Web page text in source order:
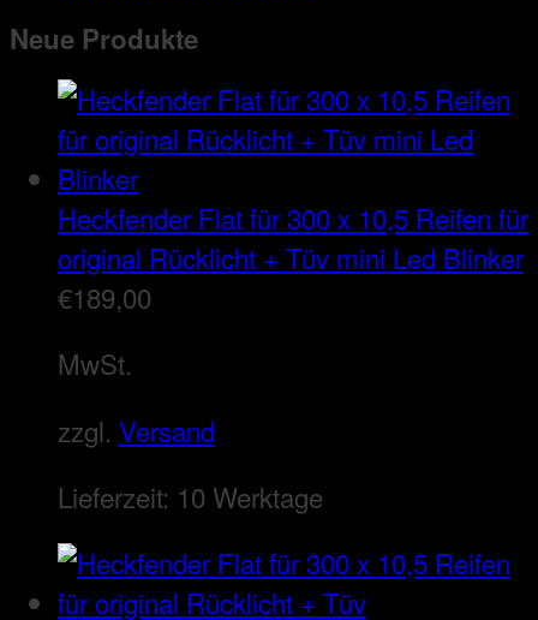
Neue Produkte
Heckfender Flat für 300 x 10,5 Reifen für
original Rücklicht + Tüv mini Led Blinker
€189,00
MwSt.
zzgl. Versand
Lieferzeit: 10 Werktage